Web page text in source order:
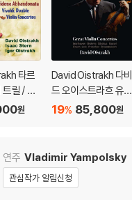
타르
트릴 / 비
디도 소
원
David Oistrakh 다비
드 오이스트라흐 유명
바이올린 협주곡 모음
brid 박스세트]
85,800원
19%
연주 Vladimir Yampolsky
관심작가 알림신청